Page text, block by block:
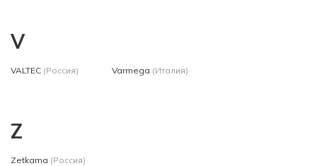
V
VALTEC (Россия) Varmega (Италия)
Z
Zetkama (Россия)